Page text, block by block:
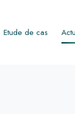
Etude de cas